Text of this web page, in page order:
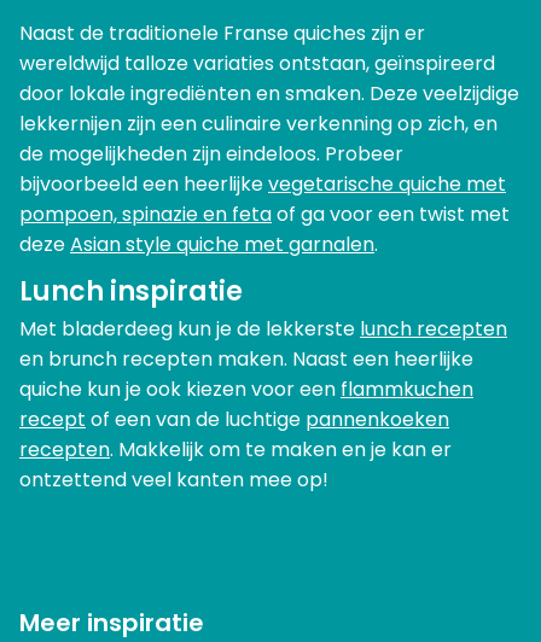
Naast de traditionele Franse quiches zijn er
wereldwijd talloze variaties ontstaan, geïnspireerd
door lokale ingrediënten en smaken. Deze veelzijdige
lekkernijen zijn een culinaire verkenning op zich, en
de mogelijkheden zijn eindeloos. Probeer
bijvoorbeeld een heerlijkevegetarische quiche met
pompoen, spinazie en fetaof ga voor een twist met
dezeAsian style quiche met garnalen.
Lunch inspiratie
Met bladerdeeg kun je de lekkerste lunch recepten
en brunch recepten maken. Naast een heerlijke
quiche kun je ook kiezen voor een flammkuchen
recept of een van de luchtige pannenkoeken
recepten. Makkelijk om te maken en je kan er
ontzettend veel kanten mee op!
Meer inspiratie